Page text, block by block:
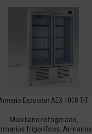
Expositor AEX 1000 T/F
Mobiliario refrigerado,
frigoríficos, Armarios